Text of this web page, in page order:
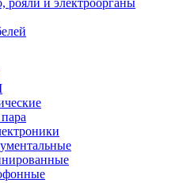
и электроорганы